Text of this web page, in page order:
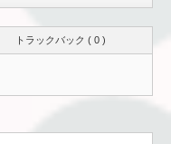
トラックバック ( 0 )